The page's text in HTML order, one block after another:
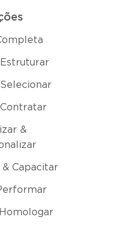
&
Capacitar